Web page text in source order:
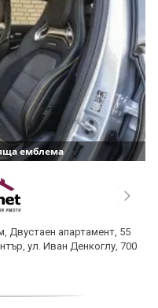
емблема
Двустаен апартамент, 55
ул. Иван Денкоглу, 700